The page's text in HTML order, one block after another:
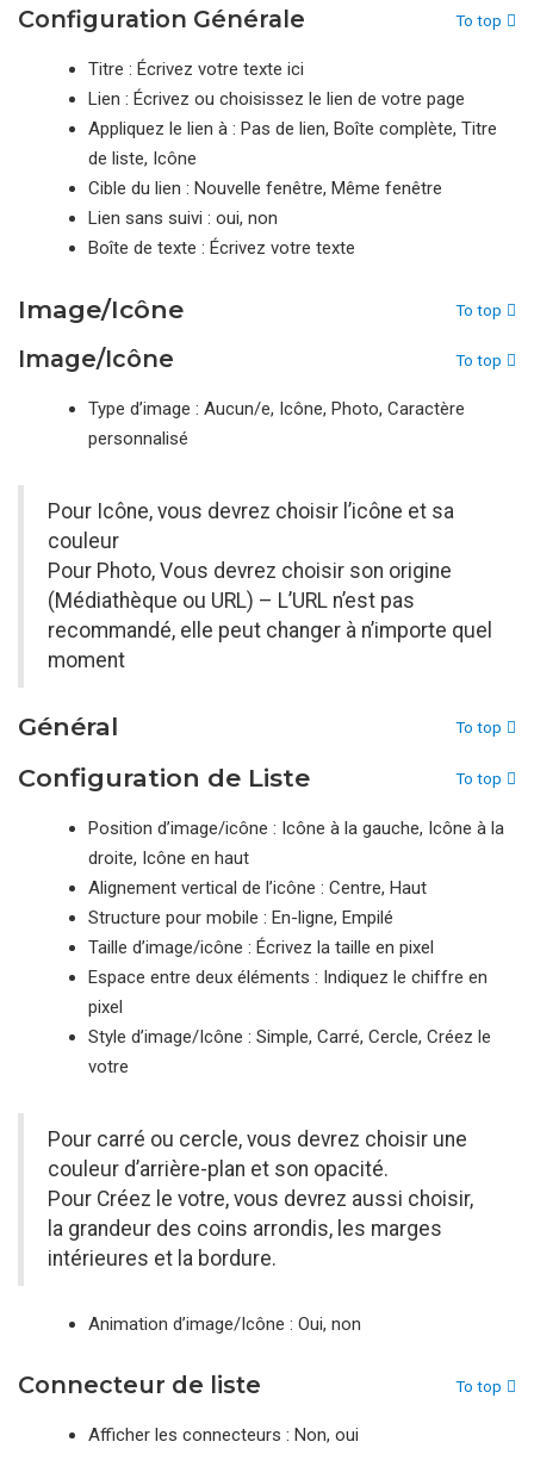
Configuration Générale To top
Titre : Écrivez votre texte ici
Lien : Écrivez ou choisissez le lien de votre page
Appliquez le lien à : Pas de lien, Boîte complète, Titre
de liste, Icône
Cible du lien : Nouvelle fenêtre, Même fenêtre
Lien sans suivi : oui, non
Boîte de texte : Écrivez votre texte
Image/Icône To top
Image/Icône To top
Type d’image : Aucun/e, Icône, Photo, Caractère
personnalisé
Pour Icône, vous devrez choisir l’icône et sa
couleur
Pour Photo, Vous devrez choisir son origine
(Médiathèque ou URL) – L’URL n’est pas
recommandé, elle peut changer à n’importe quel
moment
Général To top
Configuration de Liste To top
Position d’image/icône : Icône à la gauche, Icône à la
droite, Icône en haut
Alignement vertical de l’icône : Centre, Haut
Structure pour mobile : En-ligne, Empilé
Taille d’image/icône : Écrivez la taille en pixel
Espace entre deux éléments : Indiquez le chiffre en
pixel
Style d’image/Icône : Simple, Carré, Cercle, Créez le
votre
Pour carré ou cercle, vous devrez choisir une
couleur d’arrière-plan et son opacité.
Pour Créez le votre, vous devrez aussi choisir,
la grandeur des coins arrondis, les marges
intérieures et la bordure.
Animation d’image/Icône : Oui, non
Connecteur de liste To top
Afficher les connecteurs : Non, oui